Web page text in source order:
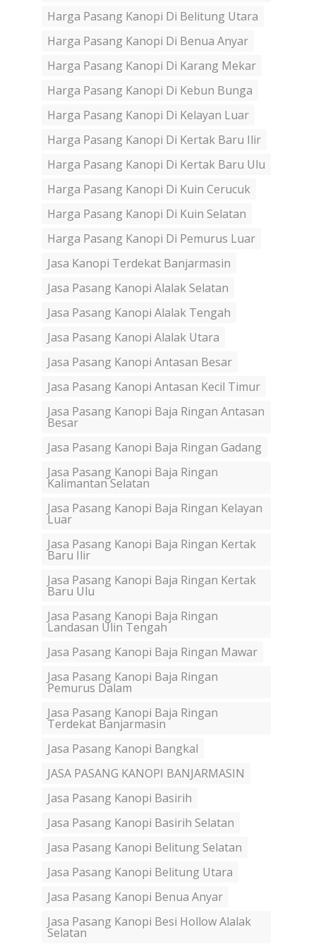
Harga Pasang Kanopi Di Belitung Utara
Harga Pasang Kanopi Di Benua Anyar
Harga Pasang Kanopi Di Karang Mekar
Harga Pasang Kanopi Di Kebun Bunga
Harga Pasang Kanopi Di Kelayan Luar
Harga Pasang Kanopi Di Kertak Baru Ilir
Harga Pasang Kanopi Di Kertak Baru Ulu
Harga Pasang Kanopi Di Kuin Cerucuk
Harga Pasang Kanopi Di Kuin Selatan
Harga Pasang Kanopi Di Pemurus Luar
Jasa Kanopi Terdekat Banjarmasin
Jasa Pasang Kanopi Alalak Selatan
Jasa Pasang Kanopi Alalak Tengah
Jasa Pasang Kanopi Alalak Utara
Jasa Pasang Kanopi Antasan Besar
Jasa Pasang Kanopi Antasan Kecil Timur
Jasa Pasang Kanopi Baja Ringan Antasan
Besar
Jasa Pasang Kanopi Baja Ringan Gadang
Jasa Pasang Kanopi Baja Ringan
Kalimantan Selatan
Jasa Pasang Kanopi Baja Ringan Kelayan
Luar
Jasa Pasang Kanopi Baja Ringan Kertak
Baru Ilir
Jasa Pasang Kanopi Baja Ringan Kertak
Baru Ulu
Jasa Pasang Kanopi Baja Ringan
Landasan Ulin Tengah
Jasa Pasang Kanopi Baja Ringan Mawar
Jasa Pasang Kanopi Baja Ringan
Pemurus Dalam
Jasa Pasang Kanopi Baja Ringan
Terdekat Banjarmasin
Jasa Pasang Kanopi Bangkal
JASA PASANG KANOPI BANJARMASIN
Jasa Pasang Kanopi Basirih
Jasa Pasang Kanopi Basirih Selatan
Jasa Pasang Kanopi Belitung Selatan
Jasa Pasang Kanopi Belitung Utara
Jasa Pasang Kanopi Benua Anyar
Jasa Pasang Kanopi Besi Hollow Alalak
Selatan